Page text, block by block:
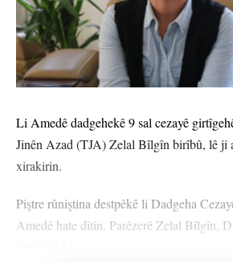
Li Amedê dadgehekê 9 sal cezayê
Jinên Azad (TJA) Zelal Bîlgîn birîbû, lê ji
xirakirin.
Piştre rûniştina destpêkê li Dadgeha
Amedê hate dîtin. Parêzerê Zelal Bîlgîn,